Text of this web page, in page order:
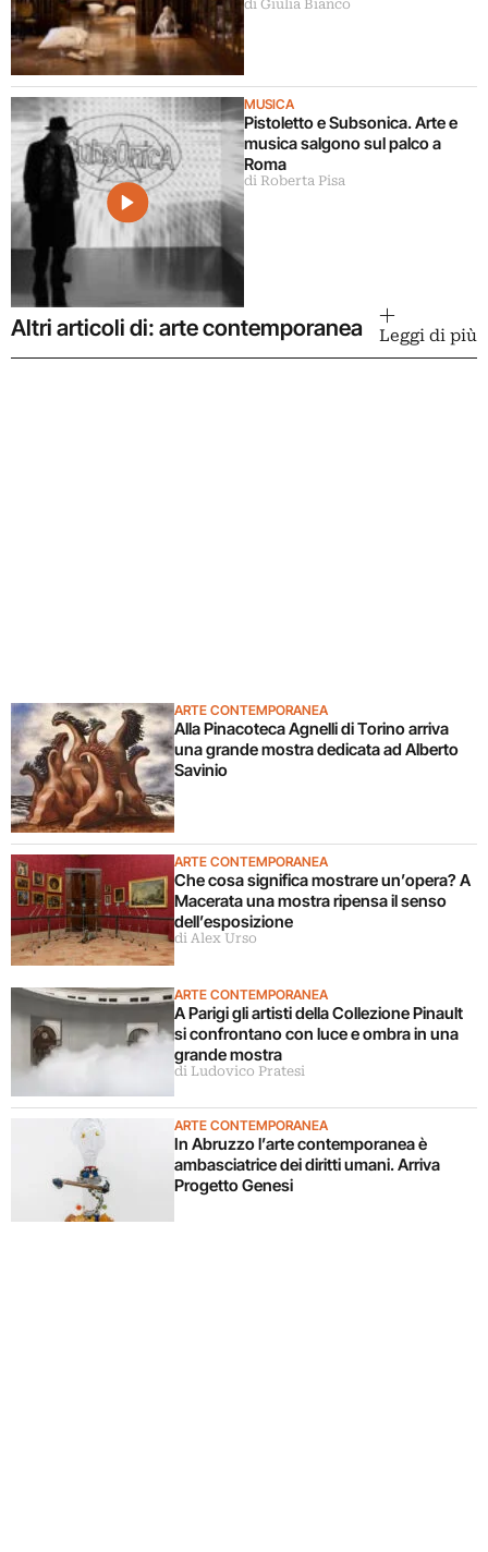
di Giulia Bianco
MUSICA
Pistoletto e Subsonica. Arte e
musica salgono sul palco a
Roma
di Roberta Pisa
Altri articoli di: arte contemporanea Leggi di più
ARTE CONTEMPORANEA
Alla Pinacoteca Agnelli di Torino arriva
una grande mostra dedicata ad Alberto
Savinio
ARTE CONTEMPORANEA
Che cosa significa mostrare un’opera? A
Macerata una mostra ripensa il senso
dell’esposizione
di Alex Urso
ARTE CONTEMPORANEA
A Parigi gli artisti della Collezione Pinault
si confrontano con luce e ombra in una
grande mostra
di Ludovico Pratesi
ARTE CONTEMPORANEA
In Abruzzo l’arte contemporanea è
ambasciatrice dei diritti umani. Arriva
Progetto Genesi